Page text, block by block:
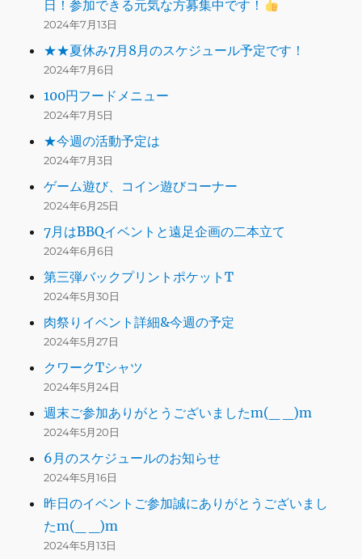
日！参加できる元気な方募集中です！
2024年7月13日
★★夏休み7月8月のスケジュール予定です！
2024年7月6日
100円フードメニュー
2024年7月5日
★今週の活動予定は
2024年7月3日
ゲーム遊び、コイン遊びコーナー
2024年6月25日
7月はBBQイベントと遠足企画の二本立て
2024年6月6日
第三弾バックプリントポケットT
2024年5月30日
肉祭りイベント詳細&今週の予定
2024年5月27日
クワークTシャツ
2024年5月24日
週末ご参加ありがとうございましたm(_ _)m
2024年5月20日
6月のスケジュールのお知らせ
2024年5月16日
昨日のイベントご参加誠にありがとうございまし
たm(_ _)m
2024年5月13日